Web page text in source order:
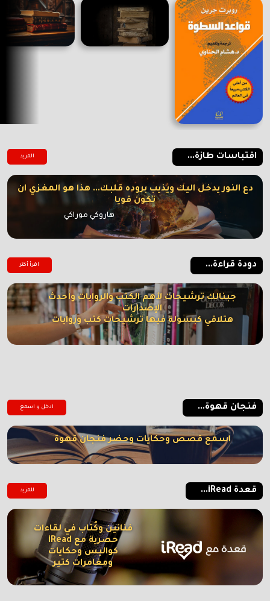
اقتباسات طازة... المزيد
دع النور يدخل اليك ويذيب بروده قلبك... هذا هو المغزي ان
تكون قويا
هاروكي موراكي
دودة قراءة... اقرأ أكتر
جبنالك ترشيحات لأهم الكتب والروايات وأحدث
الإصدارات
هتلاقي كبسولة فيها ترشيحات كتب وروايات
فنجان قهوة... ادخل و اسمع
اسمع قصص وحكايات وحضر فنجان قهوة
قعدة iRead... للمزيد
فنانين وكُتاب في لقاءات
حصرية مع iRead
كواليس وحكايات
ومغامرات كتير